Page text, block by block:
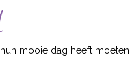
mooie dag heeft